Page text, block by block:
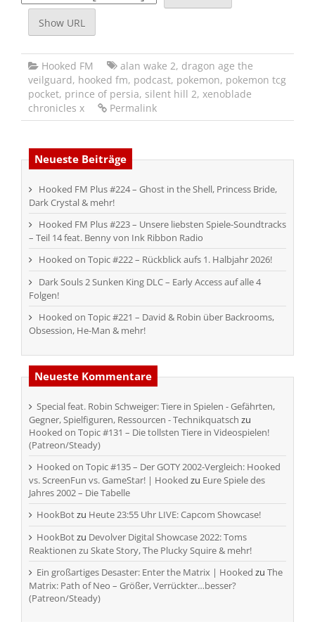
Show URL
Hooked FM alan wake 2, dragon age the
veilguard, hooked fm, podcast, pokemon, pokemon tcg
pocket, prince of persia, silent hill 2, xenoblade
chronicles x
Permalink
Neueste Beiträge
Hooked FM Plus #224 – Ghost in the Shell, Princess Bride,
Dark Crystal & mehr!
Hooked FM Plus #223 – Unsere liebsten Spiele-Soundtracks
– Teil 14 feat. Benny von Ink Ribbon Radio
Hooked on Topic #222 – Rückblick aufs 1. Halbjahr 2026!
Dark Souls 2 Sunken King DLC – Early Access auf alle 4
Folgen!
Hooked on Topic #221 – David & Robin über Backrooms,
Obsession, He-Man & mehr!
Neueste Kommentare
Special feat. Robin Schweiger: Tiere in Spielen - Gefährten,
Gegner, Spielfiguren, Ressourcen - Technikquatsch zu
Hooked on Topic #131 – Die tollsten Tiere in Videospielen!
(Patreon/Steady)
Hooked on Topic #135 – Der GOTY 2002-Vergleich: Hooked
vs. ScreenFun vs. GameStar! | Hooked zu Eure Spiele des
Jahres 2002 – Die Tabelle
HookBotzu Heute 23:55 Uhr LIVE: Capcom Showcase!
HookBotzu Devolver Digital Showcase 2022: Toms
Reaktionen zu Skate Story, The Plucky Squire & mehr!
Ein großartiges Desaster: Enter the Matrix | Hooked zu The
Matrix: Path of Neo – Größer, Verrückter…besser?
(Patreon/Steady)